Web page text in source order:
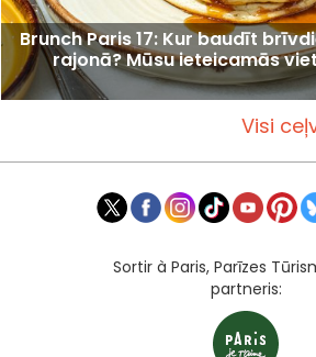
Brunch Paris 17: Kur baudīt
rajonā? Mūsu ieteicamās
Visi
Sortir à Paris, Parīzes
partneris: